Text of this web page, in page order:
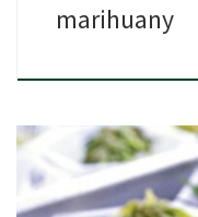
marihuany